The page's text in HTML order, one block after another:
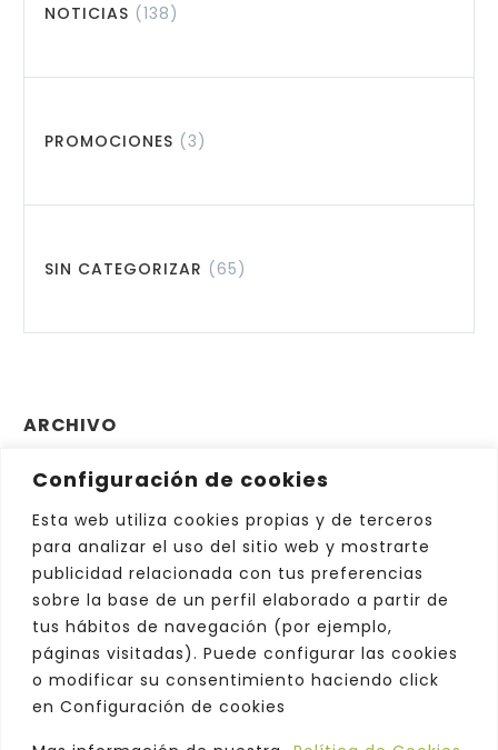
Configuración de cookies
Esta web utiliza cookies propias y de terceros
para analizar el uso del sitio web y mostrarte
publicidad relacionada con tus preferencias
sobre la base de un perfil elaborado a partir de
tus hábitos de navegación (por ejemplo,
páginas visitadas). Puede configurar las cookies
o modificar su consentimiento haciendo click
en Configuración de cookies
NOTICIAS (138)
PROMOCIONES (3)
SIN CATEGORIZAR (65)
ARCHIVO
Archivo
Elegir el mes